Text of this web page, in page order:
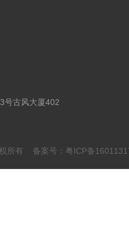
号古风大厦402
权所有 备案号：粤ICP备